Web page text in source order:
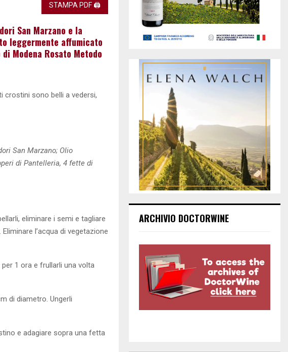
STAMPA PDF 🖨
San Marzano e la
leggermente affumicato
Modena Rosato Metodo
crostini sono belli a vedersi,
San Marzano; Olio
di Pantelleria, 4 fette di
eliminare i semi e tagliare
l’acqua di vegetazione
1 ora e frullarli una volta
di diametro. Ungerli
e adagiare sopra una fetta
ARCHIVIO DOCTORWINE